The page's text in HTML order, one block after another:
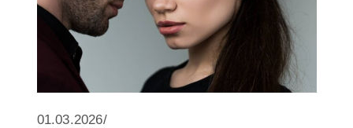
01.03.2026/